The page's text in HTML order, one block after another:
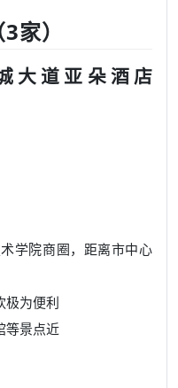
家）
大道亚朵酒店
学院商圈，距离市中心
极为便利
等景点近